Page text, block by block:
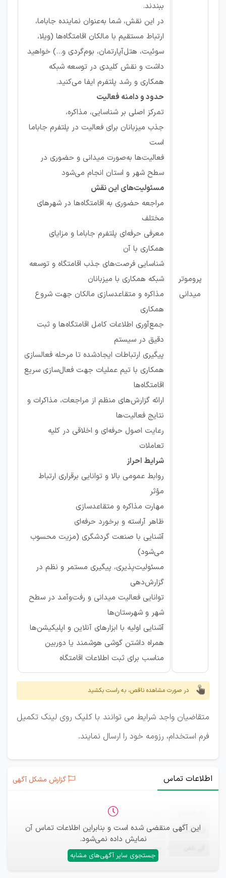
پروموتر
میدانی
ببندند.
در این نقش، شما به‌عنوان نماینده جاباما،
ارتباط مستقیم با مالکان اقامتگاه‌ها (ویلا،
سوئیت، هتل‌آپارتمان، بوم‌گردی و...) خواهید
داشت و نقش کلیدی در توسعه شبکه
همکاری و رشد پلتفرم ایفا می‌کنید.
حدود و دامنه فعالیت
تمرکز اصلی بر شناسایی، مذاکره،
جذب میزبانان برای فعالیت در پلتفرم جاباما
است
فعالیت‌ها به‌صورت میدانی و حضوری در
سطح شهر و استان انجام می‌شود
مسئولیت‌های این نقش
مراجعه حضوری به اقامتگاه‌ها در شهرهای
مختلف
معرفی حرفه‌ای پلتفرم جاباما و مزایای
همکاری با آن
شناسایی فرصت‌های جذب اقامتگاه و توسعه
شبکه همکاری با میزبانان
مذاکره و متقاعدسازی مالکان جهت شروع
همکاری
جمع‌آوری اطلاعات کامل اقامتگاه‌ها و ثبت
دقیق در سیستم
پیگیری ارتباطات ایجادشده تا مرحله فعالسازی
همکاری با تیم عملیات جهت فعال‌سازی سریع
اقامتگاه‌ها
ارائه گزارش‌های منظم از مراجعات، مذاکرات و
نتایج فعالیت‌ها
رعایت اصول حرفه‌ای و اخلاقی در کلیه
تعاملات
شرایط احراز
روابط عمومی بالا و توانایی برقراری ارتباط
مؤثر
مهارت مذاکره و متقاعدسازی
ظاهر آراسته و برخورد حرفه‌ای
آشنایی با صنعت گردشگری (مزیت محسوب
می‌شود)
مسئولیت‌پذیری، پیگیری مستمر و نظم در
گزارش‌دهی
توانایی فعالیت میدانی و رفت‌وآمد در سطح
شهر و شهرستان‌ها
آشنایی اولیه با ابزارهای آنلاین و اپلیکیشن‌ها
همراه داشتن گوشی هوشمند یا دوربین
مناسب برای ثبت اطلاعات اقامتگاه
در صورت مشاهده ناقص، به راست بکشید
متقاضیان واجد شرایط می توانند با کلیک روی لینک تکمیل
فرم استخدام، رزومه خود را ارسال نمایند.
اطلاعات تماس گزارش مشکل آگهی
این آگهی منقضی شده است و بنابراین اطلاعات تماس آن
نمایش داده نمی‌شود.
جستجوی سایر آگهی‌های مشابه
ایمیل —
—